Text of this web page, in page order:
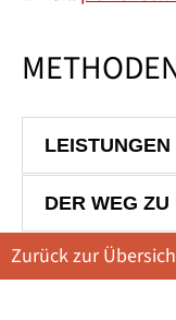
DER WEG ZU
Zurück zur